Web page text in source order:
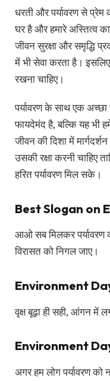
धरती और पर्यावरण से प्रेम
घर है और हमारे अस्तित्व
जीवन सुरक्षा और समृद्धि
में भी सेवा करता है।
रखना चाहिए।
पर्यावरण के साथ एक
फायदेमंद है, बल्कि यह भी
जीवन की दिशा में
उसकी रक्षा करनी चाहिए
हरित पर्यावरण मिल सके।
Best Slogan on
आओ सब मिलकर पर्यावरण
विरासत को निगल जाए।
Environment
वृक्ष बूढ़ा ही सही, आंगन में
Environment
अगर हम लोग पर्यावरण को